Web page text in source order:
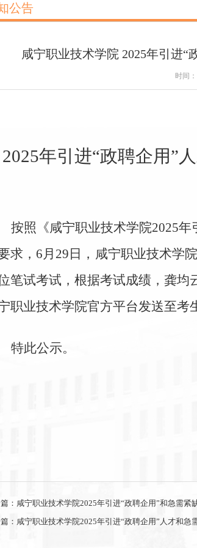
公告
咸宁职业技术学院 2025年引进
时间
2025年引进“政聘企用”
按照《咸宁职业技术学院2025年
求，6月29日，咸宁职业技术学
笔试考试，根据考试成绩，龚
职业技术学院官方平台发送至考
特此公示。
： 咸宁职业技术学院2025年引进“政聘企用”和急需紧
： 咸宁职业技术学院2025年引进“政聘企用”人才和急